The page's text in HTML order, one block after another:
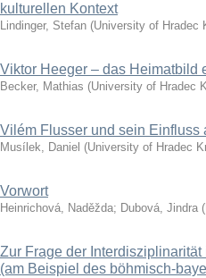
kulturellen Kontext
Lindinger, Stefan (University of Hradec
Viktor Heeger – das Heimatbild
Becker, Mathias (University of Hradec
Vilém Flusser und sein Einfluss
Musílek, Daniel (University of Hradec
Vorwort
Heinrichová, Naděžda; Dubová, Jindra (
Zur Frage der
(am Beispiel des böhmisch-